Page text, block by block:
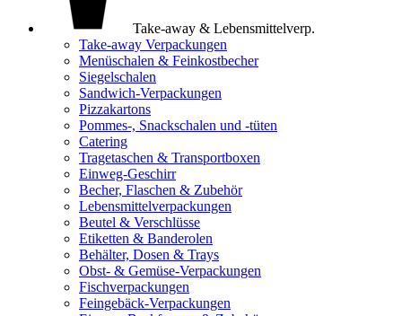
Take-away & Lebensmittelverp.
Take-away Verpackungen
Menüschalen & Feinkostbecher
Siegelschalen
Sandwich-Verpackungen
Pizzakartons
Pommes-, Snackschalen und -tüten
Catering
Tragetaschen & Transportboxen
Einweg-Geschirr
Becher, Flaschen & Zubehör
Lebensmittelverpackungen
Beutel & Verschlüsse
Etiketten & Banderolen
Behälter, Dosen & Trays
Obst- & Gemüse-Verpackungen
Fischverpackungen
Feingebäck-Verpackungen